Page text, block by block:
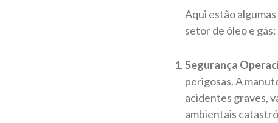
Aqui estão
setor de óleo e gás:
Segurança
perigosas. A
acidentes graves,
ambientais